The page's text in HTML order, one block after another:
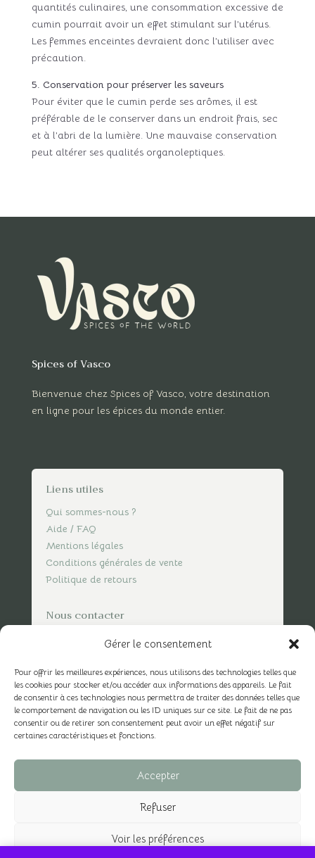
Gérer le consentement
Pour offrir les meilleures expériences, nous utilisons des technologies telles que
les cookies pour stocker et/ou accéder aux informations des appareils. Le fait
de consentir à ces technologies nous permettra de traiter des données telles que
le comportement de navigation ou les ID uniques sur ce site. Le fait de ne pas
consentir ou de retirer son consentement peut avoir un effet négatif sur
certaines caractéristiques et fonctions.
Accepter
Refuser
Voir les préférences
quantités culinaires, une consommation excessive de
cumin pourrait avoir un effet stimulant sur l’utérus.
Les femmes enceintes devraient donc l’utiliser avec
précaution.
5. Conservation pour préserver les saveurs
Pour éviter que le cumin perde ses arômes, il est
préférable de le conserver dans un endroit frais, sec
et à l’abri de la lumière. Une mauvaise conservation
peut altérer ses qualités organoleptiques.
Spices of Vasco
Bienvenue chez Spices of Vasco, votre destination
en ligne pour les épices du monde entier.
Liens utiles
Qui sommes-nous ?
Aide / FAQ
Mentions légales
Conditions générales de vente
Politique de retours
Nous contacter
contact@spicesofvasco.com
Tous droits réservés © Spices of Vasco | Site Web